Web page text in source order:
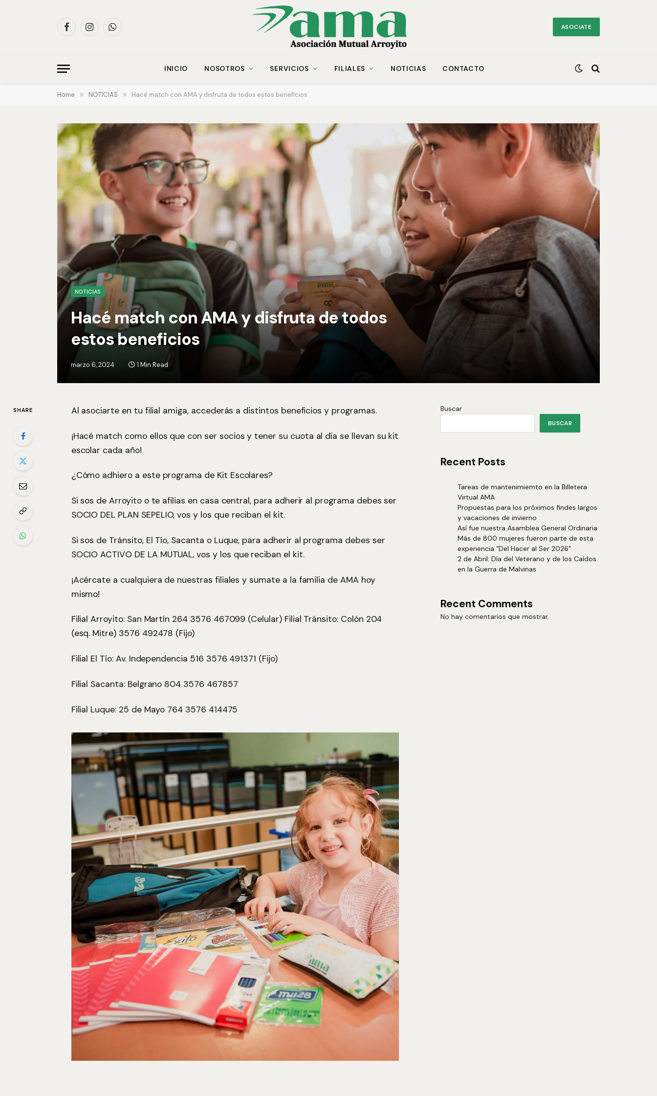
FacebookInstagramWhatsApp ASOCIATE
INICIO NOSOTROS SERVICIOS FILIALES NOTICIAS CONTACTO
Home » NOTICIAS » Hacé match con AMA y disfruta de todos estos beneficios
NOTICIAS
Hacé match con AMA y disfruta de todos
estos beneficios
marzo 6, 2024 1 Min Read
SHARE Al asociarte en tu filial amiga, accederás a distintos beneficios y programas.
¡Hacé match como ellos que con ser socios y tener su cuota al día se llevan su kit
escolar cada año!
¿Cómo adhiero a este programa de Kit Escolares?
Si sos de Arroyito o te afilias en casa central, para adherir al programa debes ser
SOCIO DEL PLAN SEPELIO, vos y los que reciban el kit.
Si sos de Tránsito, El Tío, Sacanta o Luque, para adherir al programa debes ser
SOCIO ACTIVO DE LA MUTUAL, vos y los que reciban el kit.
¡Acércate a cualquiera de nuestras filiales y sumate a la familia de AMA hoy
mismo!
Filial Arroyito: San Martín 264 3576 467099 (Celular) Filial Tránsito: Colón 204
(esq. Mitre) 3576 492478 (Fijo)
Filial El Tío: Av. Independencia 516 3576 491371 (Fijo)
Filial Sacanta: Belgrano 804 3576 467857
Filial Luque: 25 de Mayo 764 3576 414475
Buscar
BUSCAR
Recent Posts
Tareas de mantenimiemto en la Billetera
Virtual AMA
Propuestas para los próximos findes largos
y vacaciones de invierno
Así fue nuestra Asamblea General Ordinaria
Más de 800 mujeres fueron parte de esta
experiencia “Del Hacer al Ser 2026”
2 de Abril: Día del Veterano y de los Caídos
en la Guerra de Malvinas
Recent Comments
No hay comentarios que mostrar.